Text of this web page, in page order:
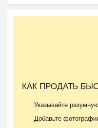
КАК ПРОДАТЬ
Указывайте
Добавьте